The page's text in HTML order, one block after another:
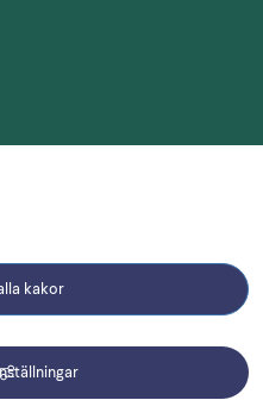
kakor
till annan webbplats.